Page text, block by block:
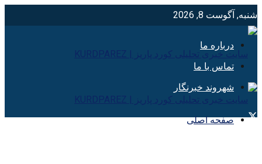
شنبه, آگوست 8, 2026
درباره ما
تماس با ما
شهروند خبرنگار
صفحه اصلی